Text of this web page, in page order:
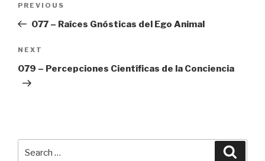
Previous
Post
PREVIOUS
077 – Raíces Gnósticas del Ego Animal
Next
Post
NEXT
079 – Percepciones Científicas de la Conciencia